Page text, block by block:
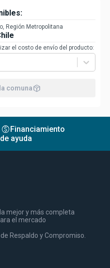
Región Metropolitana
el costo de envío del producto:
comunapackage_2
monetization_onFinanciamiento
ayuda
mejor y más completa
el mercado
Respaldo y Compromiso.